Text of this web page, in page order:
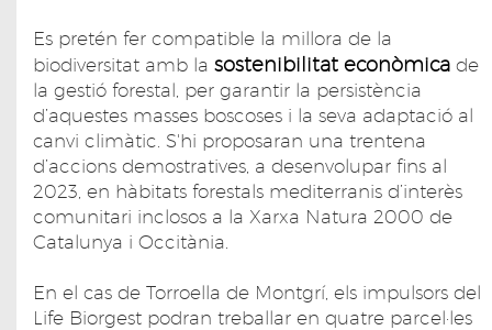
Es pretén fer compatible la millora de la
biodiversitat amb la sostenibilitat econòmica de
la gestió forestal, per garantir la persistència
d’aquestes masses boscoses i la seva adaptació al
canvi climàtic. S'hi proposaran una trentena
d’accions demostratives, a desenvolupar fins al
2023, en hàbitats forestals mediterranis d’interès
comunitari inclosos a la Xarxa Natura 2000 de
Catalunya i Occitània.
En el cas de Torroella de Montgrí, els impulsors del
Life Biorgest podran treballar en quatre parcel·les